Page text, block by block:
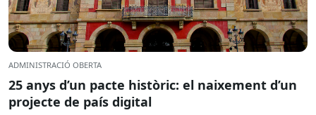
ADMINISTRACIÓ OBERTA
25 anys d’un pacte històric: el naixement d’un
projecte de país digital